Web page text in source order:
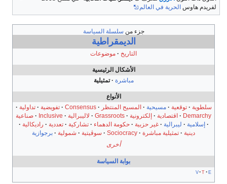
لفريدم هاوس الحرية في العالم
جزء من سلسلة السياسة
الديمقراطية
التاريخ موضوعات
الأشكال الرئيسية
مباشرة
تمثيلية
الأنواع
سلطوية
توقعية مسيحية المسيح المنتظر Consensus تفويضية
تداولية
Demarchy
اقتصادية إلكترونية Grassroots لاليبرالية Inclusive
صناعية
إسلامية
ليبرالية غير حزبية حكومة الدهماء تشاركية تعددية
راديكالية
دينية
تمثيلية مباشرة Sociocracy سوڤيتية شمولية
برجوازية
أخرى
بوابة السياسة
v t e